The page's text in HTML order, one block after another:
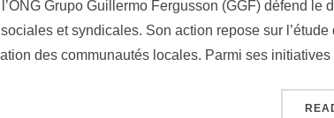
Grupo Guillermo Fergusson (GGF) défend
et syndicales. Son action repose sur
des communautés locales. Parmi ses